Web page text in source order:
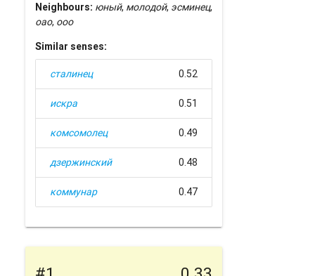
Neighbours: юный, молодой, эсминец,
оао, ооо
Similar senses:
сталинец 0.52
искра 0.51
комсомолец 0.49
дзержинский 0.48
коммунар 0.47